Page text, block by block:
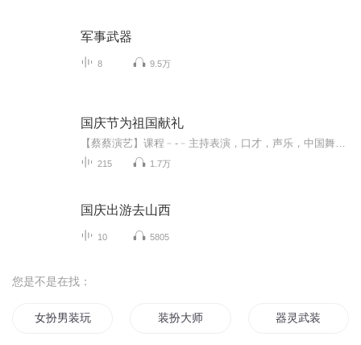
军事武器
8 9.5万
国庆节为祖国献礼
215 1.7万
国庆出游去山西
10 5805
您是不是在找：
女扮男装玩转校园 装扮大师 器灵武装